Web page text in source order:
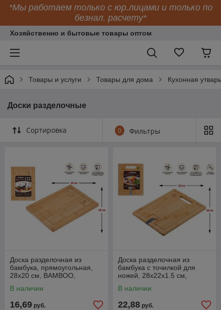
*Мы работаем только с юр.лицами и только по
безнал. расчету*
Хозяйственно и бытовые товары оптом
Товары и услуги Товары для дома Кухонная
Доски разделочные
Сортировка 0 Фильтры
Доска разделочная из
бамбука, прямоугольная,
28х20 см, BAMBOO,
В наличии
16,69 руб.
Доска разделочная из
бамбука с точилкой для
ножей, 28х22х1.5 см,
В наличии
22,88 руб.